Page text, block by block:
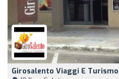
Girosalento Viaggi E Turismo